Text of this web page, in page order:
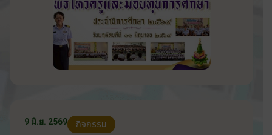
9 มิ.ย. 2569 กิจกรรม